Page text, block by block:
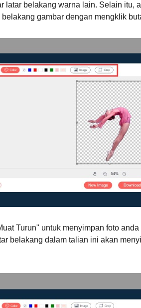
latar belakang warna lain. Selain itu,
belakang gambar dengan mengklik
Turun" untuk menyimpan foto
belakang dalam talian ini akan